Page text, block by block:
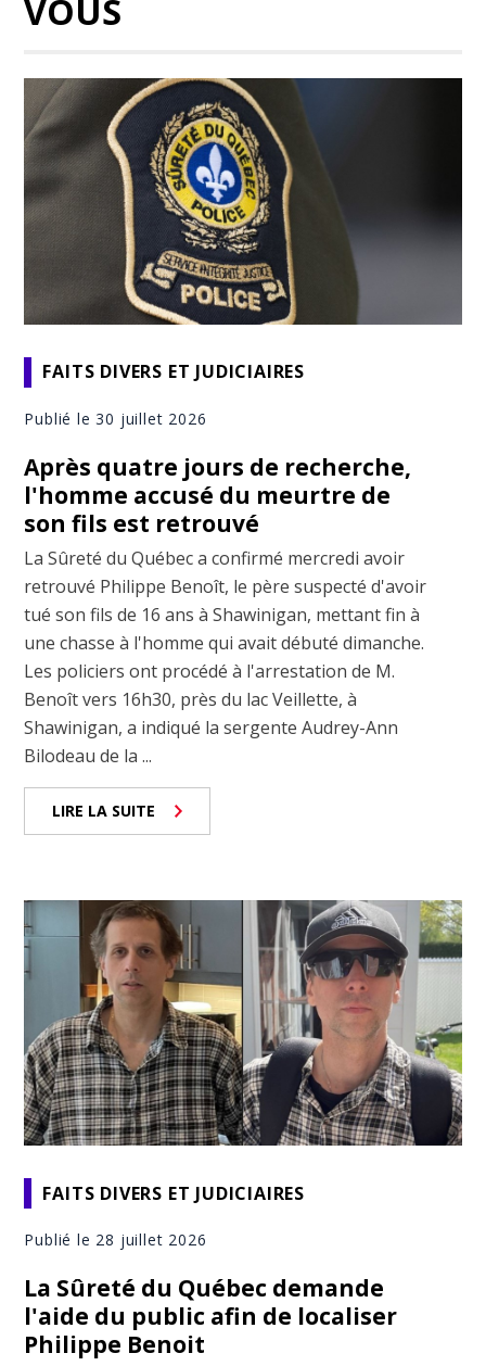
VOUS
FAITS DIVERS ET JUDICIAIRES
Publié le 30 juillet 2026
Après quatre jours de recherche,
l'homme accusé du meurtre de
son fils est retrouvé
La Sûreté du Québec a confirmé mercredi avoir
retrouvé Philippe Benoît, le père suspecté d'avoir
tué son fils de 16 ans à Shawinigan, mettant fin à
une chasse à l'homme qui avait débuté dimanche.
Les policiers ont procédé à l'arrestation de M.
Benoît vers 16h30, près du lac Veillette, à
Shawinigan, a indiqué la sergente Audrey-Ann
Bilodeau de la ...
LIRE LA SUITE
FAITS DIVERS ET JUDICIAIRES
Publié le 28 juillet 2026
La Sûreté du Québec demande
l'aide du public afin de localiser
Philippe Benoit